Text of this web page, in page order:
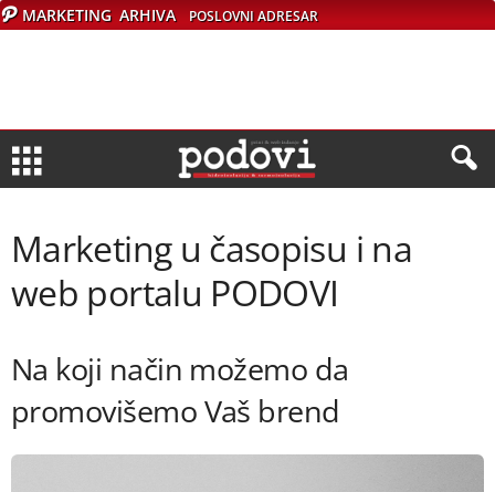
MARKETING ARHIVA POSLOVNI ADRESAR
Marketing u časopisu i na
web portalu PODOVI
Na koji način možemo da
promovišemo Vaš brend